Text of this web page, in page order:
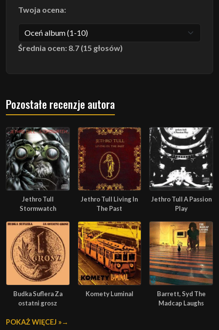
Twoja ocena:
Średnia ocen: 8.7 (15 głosów)
Pozostałe recenzje autora
Jethro Tull
Stormwatch
Jethro Tull Living In
The Past
Jethro Tull A Passion
Play
Budka Suflera Za
ostatni grosz
Komety Luminal
Barrett, Syd The
Madcap Laughs
POKAŻ WIĘCEJ »